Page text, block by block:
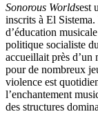
Sonorous Worldsest
inscrits à El
d’éducation
politique socialiste
accueillait près d’un
pour de nombreux
violence est
l’enchantement
des structures